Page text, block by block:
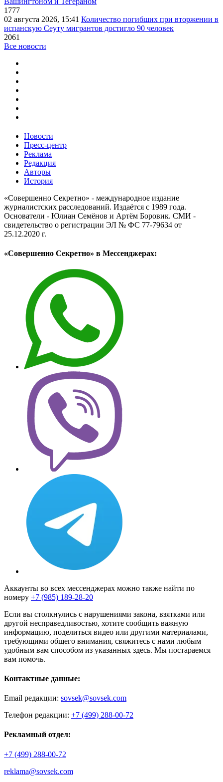
1777
02 августа 2026, 15:41 Количество погибших при вторжении в
испанскую Сеуту мигрантов достигло 90 человек
2061
Все новости
Новости
Пресс-центр
Реклама
Редакция
Авторы
История
«Совершенно Секретно» - международное издание
журналистских расследований. Издаётся с 1989 года.
Основатели - Юлиан Семёнов и Артём Боровик. CМИ -
свидетельство о регистрации ЭЛ № ФС 77-79634 от
25.12.2020 г.
«Совершенно Секретно» в Мессенджерах:
Аккаунты во всех мессенджерах можно также найти по
номеру +7 (985) 189-28-20
Если вы столкнулись с нарушениями закона, взятками или
другой несправедливостью, хотите сообщить важную
информацию, поделиться видео или другими материалами,
требующими общего внимания, свяжитесь с нами любым
удобным вам способом из указанных здесь. Мы постараемся
вам помочь.
Контактные данные:
Email редакции: sovsek@sovsek.com
Телефон редакции: +7 (499) 288-00-72
Рекламный отдел:
+7 (499) 288-00-72
reklama@sovsek.com